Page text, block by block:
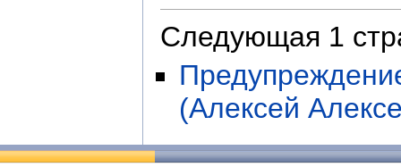
Следующая 1
(Алексей